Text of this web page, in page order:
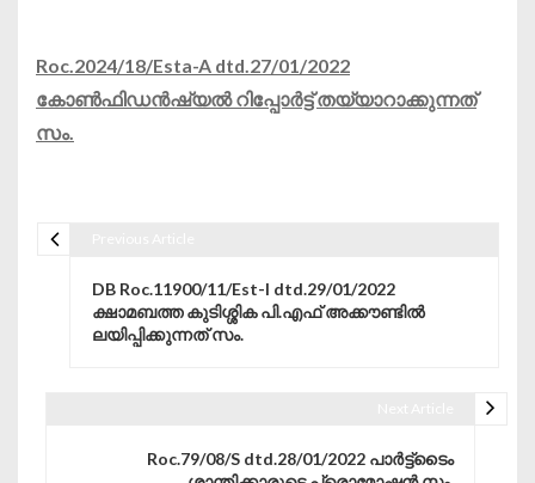
Roc.2024/18/Esta-A dtd.27/01/2022
കോൺഫിഡൻഷ്യൽ റിപ്പോർട്ട് തയ്യാറാക്കുന്നത്
സം.
DB Roc.11900/11/Est-I dtd.29/01/2022
ക്ഷാമബത്ത കുടിശ്ശിക പി.എഫ് അക്കൗണ്ടിൽ
ലയിപ്പിക്കുന്നത് സം.
Roc.79/08/S dtd.28/01/2022 പാർട്ട്ടൈം